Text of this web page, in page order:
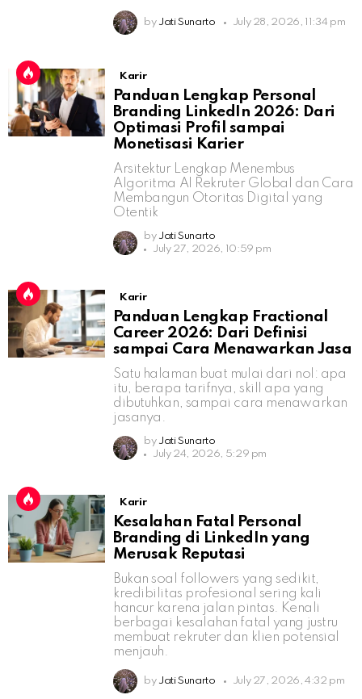
by Jati Sunarto July 28, 2026, 11:34 pm
Karir
Panduan Lengkap Personal
Branding LinkedIn 2026: Dari
Optimasi Profil sampai
Monetisasi Karier
Arsitektur Lengkap Menembus
Algoritma AI Rekruter Global dan Cara
Membangun Otoritas Digital yang
Otentik
by Jati Sunarto
July 27, 2026, 10:59 pm
Karir
Panduan Lengkap Fractional
Career 2026: Dari Definisi
sampai Cara Menawarkan Jasa
Satu halaman buat mulai dari nol: apa
itu, berapa tarifnya, skill apa yang
dibutuhkan, sampai cara menawarkan
jasanya.
by Jati Sunarto
July 24, 2026, 5:29 pm
Karir
Kesalahan Fatal Personal
Branding di LinkedIn yang
Merusak Reputasi
Bukan soal followers yang sedikit,
kredibilitas profesional sering kali
hancur karena jalan pintas. Kenali
berbagai kesalahan fatal yang justru
membuat rekruter dan klien potensial
menjauh.
by Jati Sunarto July 27, 2026, 4:32 pm